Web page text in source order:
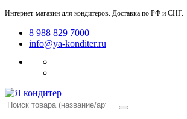
Интернет-магазин для кондитеров. Доставка по РФ и СНГ.
8 988 829 7000
info@ya-konditer.ru